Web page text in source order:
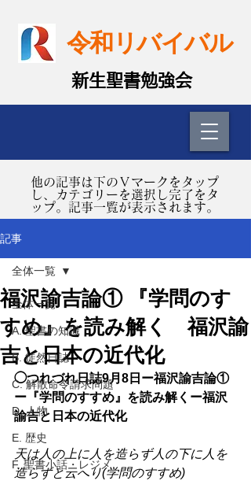
令和リバイバル
​新生聖書勉強会
​他の記事は下のＶマークをタップ
し、カテゴリーを選択し完了をタ
ップ。記事一覧が表示されます。
記事
全体一覧
A. 聖書の知識
B. 徒然日誌
C. 解散命令請求問題
D. 人物
E. 歴史
F. 聖書小話・レジメ
全体一覧
福沢諭吉論① 『学問のす
すめ』を読み解く 福沢諭
吉と日本の近代化
◯つれづれ日誌9月8日ー福沢諭吉論①
ー『学問のすすめ』を読み解くー福沢
諭吉と日本の近代化
天は人の上に人を造らず人の下に人を
造らずと云へり(学問のすすめ)